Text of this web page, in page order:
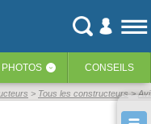
PHOTOS ‹ CONSEILS
Tous les constructeurs